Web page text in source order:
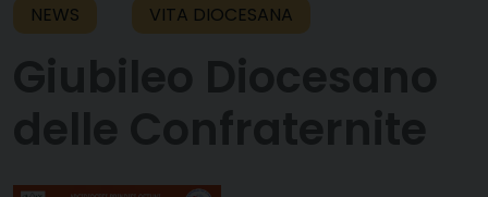
NEWS VITA DIOCESANA